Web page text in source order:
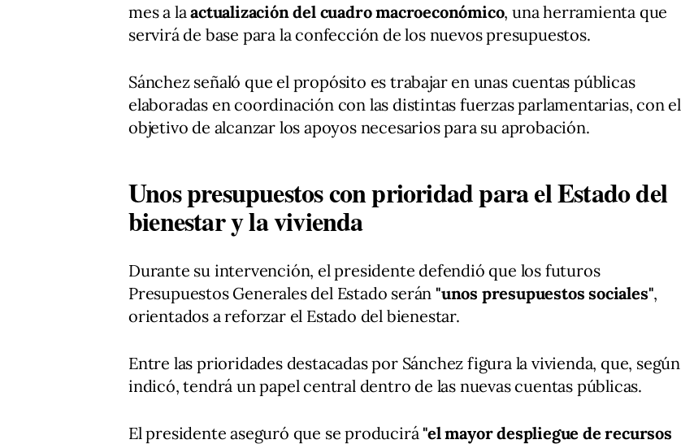
mes a laactualización del cuadro macroeconómico, una herramienta que
servirá de base para la confección de los nuevos presupuestos.
Sánchez señaló que el propósito es trabajar en unas cuentas públicas
elaboradas en coordinación con las distintas fuerzas parlamentarias, con el
objetivo de alcanzar los apoyos necesarios para su aprobación.
Unos presupuestos con prioridad para el Estado del
bienestar y la vivienda
Durante su intervención, el presidente defendió que los futuros
Presupuestos Generales del Estado serán "unos presupuestos sociales",
orientados a reforzar el Estado del bienestar.
Entre las prioridades destacadas por Sánchez figura la vivienda, que, según
indicó, tendrá un papel central dentro de las nuevas cuentas públicas.
El presidente aseguró que se producirá"el mayor despliegue de recursos